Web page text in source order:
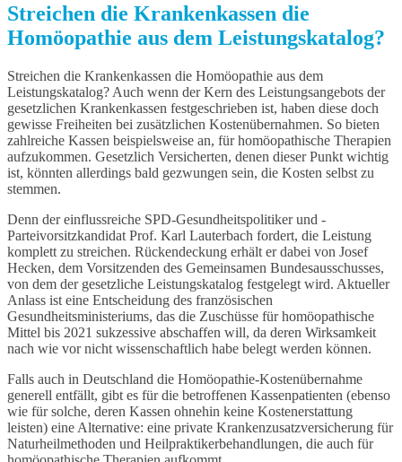
Streichen die Krankenkassen die
Homöopathie aus dem Leistungskatalog?
Streichen die Krankenkassen die Homöopathie aus dem
Leistungskatalog? Auch wenn der Kern des Leistungsangebots der
gesetzlichen Krankenkassen festgeschrieben ist, haben diese doch
gewisse Freiheiten bei zusätzlichen Kostenübernahmen. So bieten
zahlreiche Kassen beispielsweise an, für homöopathische Therapien
aufzukommen. Gesetzlich Versicherten, denen dieser Punkt wichtig
ist, könnten allerdings bald gezwungen sein, die Kosten selbst zu
stemmen.
Denn der einflussreiche SPD-Gesundheitspolitiker und -
Parteivorsitzkandidat Prof. Karl Lauterbach fordert, die Leistung
komplett zu streichen. Rückendeckung erhält er dabei von Josef
Hecken, dem Vorsitzenden des Gemeinsamen Bundesausschusses,
von dem der gesetzliche Leistungskatalog festgelegt wird. Aktueller
Anlass ist eine Entscheidung des französischen
Gesundheitsministeriums, das die Zuschüsse für homöopathische
Mittel bis 2021 sukzessive abschaffen will, da deren Wirksamkeit
nach wie vor nicht wissenschaftlich habe belegt werden können.
Falls auch in Deutschland die Homöopathie-Kostenübernahme
generell entfällt, gibt es für die betroffenen Kassenpatienten (ebenso
wie für solche, deren Kassen ohnehin keine Kostenerstattung
leisten) eine Alternative: eine private Krankenzusatzversicherung für
Naturheilmethoden und Heilpraktikerbehandlungen, die auch für